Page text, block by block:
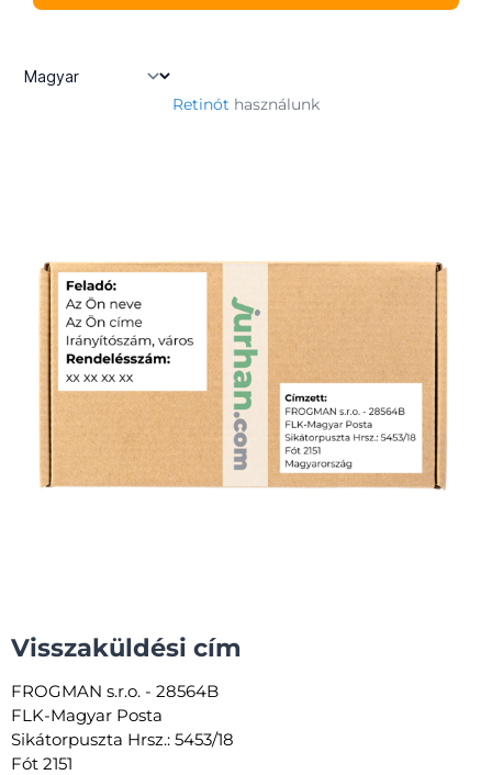
Retinót használunk
Visszaküldési cím
FROGMAN s.r.o. - 28564B
FLK-Magyar Posta
Sikátorpuszta Hrsz.: 5453/18
Fót 2151